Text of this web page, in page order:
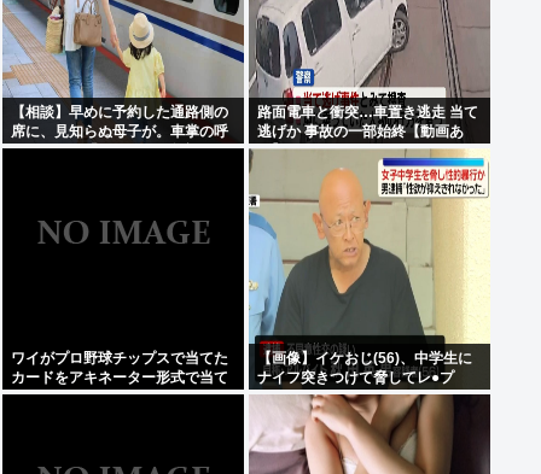
【相談】早めに予約した通路側の
席に、見知らぬ母子が。車掌の呼
びかけにも「目を閉じて無視」し
路面電車と衝突…車置き逃走 当て
逃げか 事故の一部始終【動画あ
り】
ワイがプロ野球チップスで当てた
カードをアキネーター形式で当て
るスレwww
【画像】イケおじ(56)、中学生に
ナイフ突きつけて脅してレ●プ
www